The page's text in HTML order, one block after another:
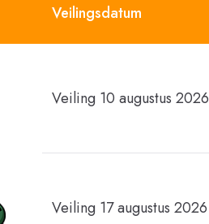
Veilingsdatum
Veiling 10 augustus 2026
Veiling 17 augustus 2026